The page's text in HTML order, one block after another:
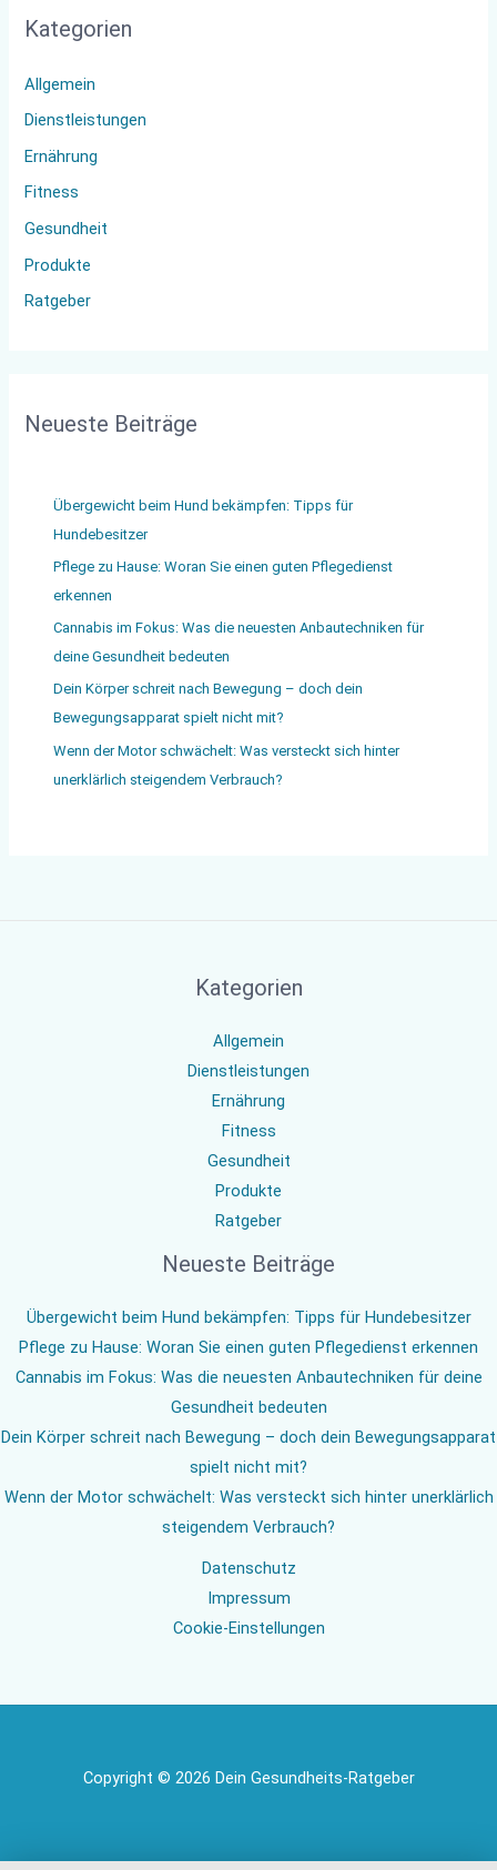
e
n
a
c
h
:
Kategorien
Allgemein
Dienstleistungen
Ernährung
Fitness
Gesundheit
Produkte
Ratgeber
Neueste Beiträge
Übergewicht beim Hund bekämpfen: Tipps für
Hundebesitzer
Pflege zu Hause: Woran Sie einen guten Pflegedienst
erkennen
Cannabis im Fokus: Was die neuesten Anbautechniken für
deine Gesundheit bedeuten
Dein Körper schreit nach Bewegung – doch dein
Bewegungsapparat spielt nicht mit?
Wenn der Motor schwächelt: Was versteckt sich hinter
unerklärlich steigendem Verbrauch?
Kategorien
Allgemein
Dienstleistungen
Ernährung
Fitness
Gesundheit
Produkte
Ratgeber
Neueste Beiträge
Übergewicht beim Hund bekämpfen: Tipps für Hundebesitzer
Pflege zu Hause: Woran Sie einen guten Pflegedienst erkennen
Cannabis im Fokus: Was die neuesten Anbautechniken für deine
Gesundheit bedeuten
Dein Körper schreit nach Bewegung – doch dein Bewegungsapparat
spielt nicht mit?
Wenn der Motor schwächelt: Was versteckt sich hinter unerklärlich
steigendem Verbrauch?
Datenschutz
Impressum
Cookie-Einstellungen
Copyright © 2026 Dein Gesundheits-Ratgeber